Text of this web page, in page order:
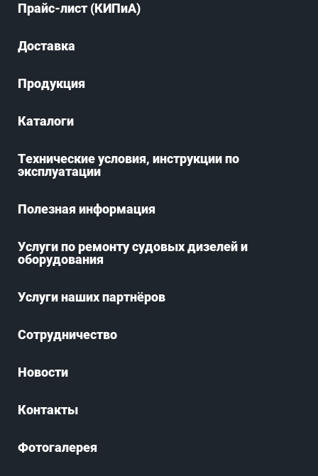
Прайс-лист (КИПиА)
Доставка
Продукция
Каталоги
Технические условия, инструкции по
эксплуатации
Полезная информация
Услуги по ремонту судовых дизелей и
оборудования
Услуги наших партнёров
Сотрудничество
Новости
Контакты
Фотогалерея